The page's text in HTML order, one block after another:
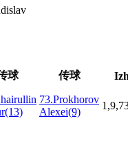
球 传球
73.Prokhorov
Alexei(9)